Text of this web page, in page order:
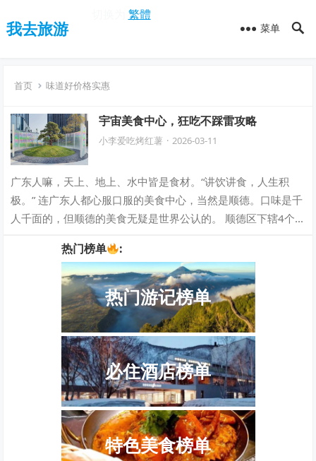
繁體
我去旅游 菜单
首页 味道好价格实惠
宇宙美食中心，狂吃不踩雷攻略
小李爱吃烤红薯 · 2026-03-11
广东人嘛，天上、地上、水中皆是食材。“讲饮讲食，人生积
极。” 连广东人都心服口服的美食中心，当然是顺德。口味是千
人千面的，但顺德的美食无疑是世界公认的。 顺德区下辖4个
热门榜单 :
热门游记榜单
必住酒店榜单
特色美食榜单